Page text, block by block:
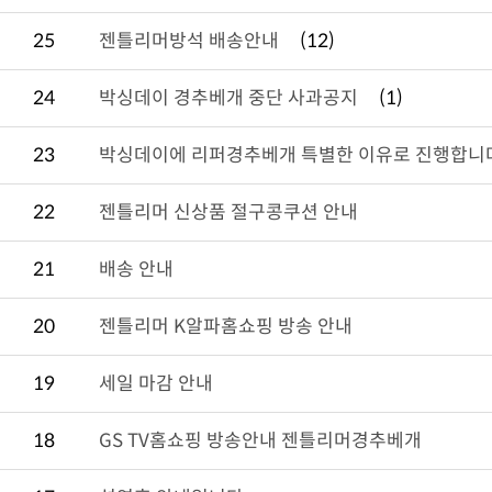
25 젠틀리머방석 배송안내 (12)
24 박싱데이 경추베개 중단 사과공지 (1)
23 박싱데이에 리퍼경추베개 특별한 이유로 진행합니
22 젠틀리머 신상품 절구콩쿠션 안내
21 배송 안내
20 젠틀리머 K알파홈쇼핑 방송 안내
19 세일 마감 안내
18 GS TV홈쇼핑 방송안내 젠틀리머경추베개